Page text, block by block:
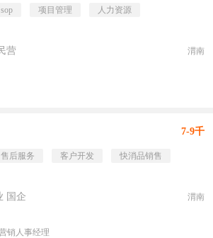
sop 项目管理
人力资源
营 渭南
7-9千
售后服务 客户开发
快消品销售
国企 渭南
销人事经理